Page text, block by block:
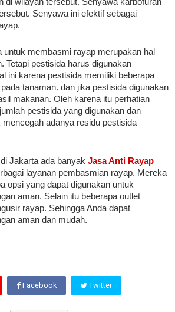
Senyawa ini efektif sebagai
untuk membasmi rayap merupakan hal
Tetapi pestisida harus digunakan
ini karena pestisida memiliki beberapa
tanaman. dan jika pestisida digunakan
makanan. Oleh karena itu perhatian
pestisida yang digunakan dan
adanya residu pestisida
Jakarta ada banyak Jasa Anti Rayap
layanan pembasmian rayap. Mereka
opsi yang dapat digunakan untuk
aman. Selain itu beberapa outlet
rayap. Sehingga Anda dapat
aman dan mudah.
Facebook Twitter